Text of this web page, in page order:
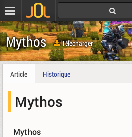
Mythos Télécharger
Article Historique
Mythos
Mythos